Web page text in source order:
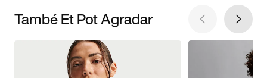
També Et Pot Agradar